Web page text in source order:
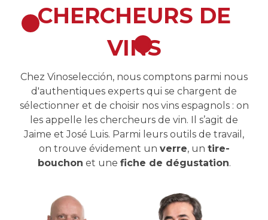
CHERCHEURS DE
VINS
Chez Vinoselección, nous comptons parmi nous
d'authentiques experts qui se chargent de
sélectionner et de choisir nos vins espagnols : on
les appelle les chercheurs de vin. Il s’agit de
Jaime et José Luis. Parmi leurs outils de travail,
on trouve évidement un verre, un tire-
bouchon et une fiche de dégustation.